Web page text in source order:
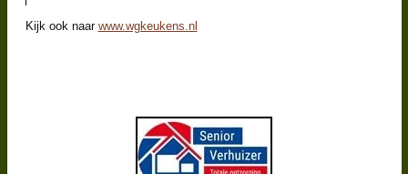
Kijk ook naar www.wgkeukens.nl